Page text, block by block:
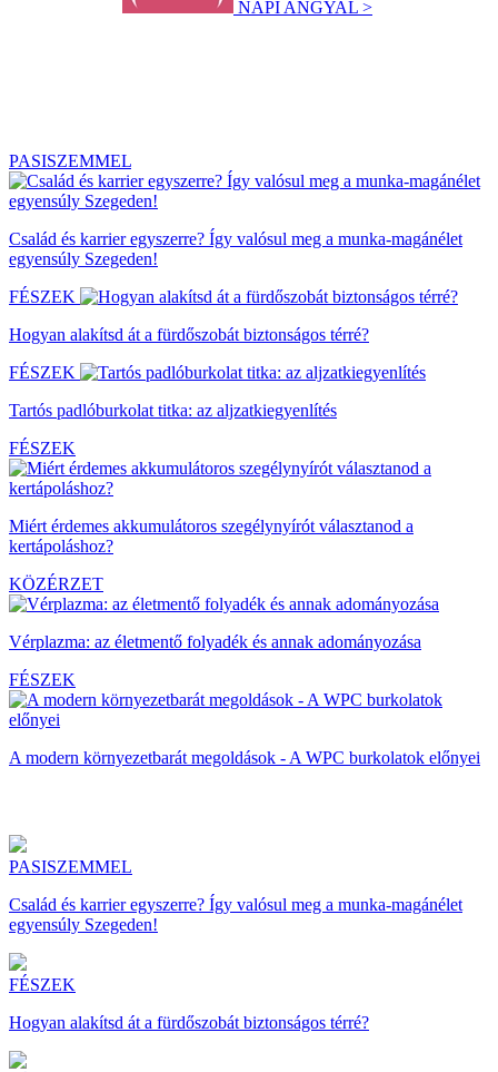
NAPI ANGYAL >
PASISZEMMEL
Család és karrier egyszerre? Így valósul meg a munka-magánélet
egyensúly Szegeden!
FÉSZEK
Hogyan alakítsd át a fürdőszobát biztonságos térré?
FÉSZEK
Tartós padlóburkolat titka: az aljzatkiegyenlítés
FÉSZEK
Miért érdemes akkumulátoros szegélynyírót választanod a
kertápoláshoz?
KÖZÉRZET
Vérplazma: az életmentő folyadék és annak adományozása
FÉSZEK
A modern környezetbarát megoldások - A WPC burkolatok előnyei
PASISZEMMEL
Család és karrier egyszerre? Így valósul meg a munka-magánélet
egyensúly Szegeden!
FÉSZEK
Hogyan alakítsd át a fürdőszobát biztonságos térré?